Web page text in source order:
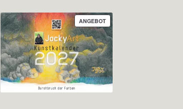
ANGEBOTPRODUKT
IM
ANGEBOT